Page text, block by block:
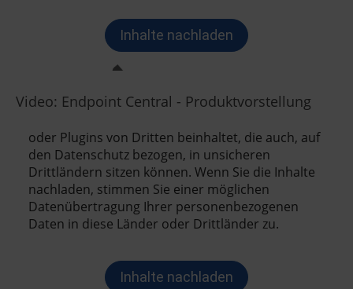
Video: Endpoint Central - Produktvorstellung